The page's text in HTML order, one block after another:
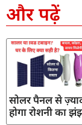
और पढ़ें
सोलर पैनल से
होगा रोशनी का